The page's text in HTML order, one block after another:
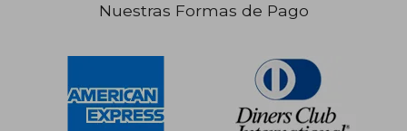
Nuestras Formas de Pago